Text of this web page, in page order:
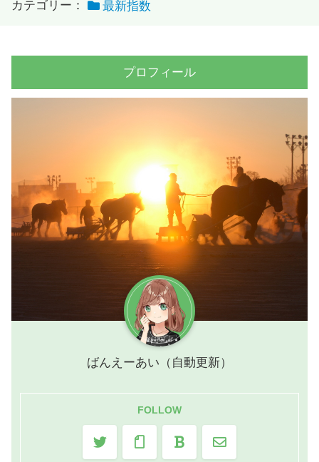
カテゴリー： 最新指数
プロフィール
ばんえーあい（自動更新）
FOLLOW